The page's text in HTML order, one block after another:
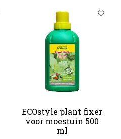
ECOstyle plant fixer
voor moestuin 500
ml